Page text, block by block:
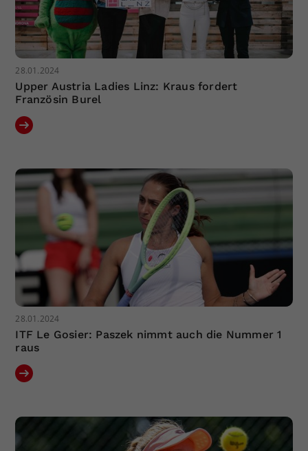
28.01.2024
Upper Austria Ladies Linz: Kraus fordert
Französin Burel
28.01.2024
ITF Le Gosier: Paszek nimmt auch die Nummer 1
raus